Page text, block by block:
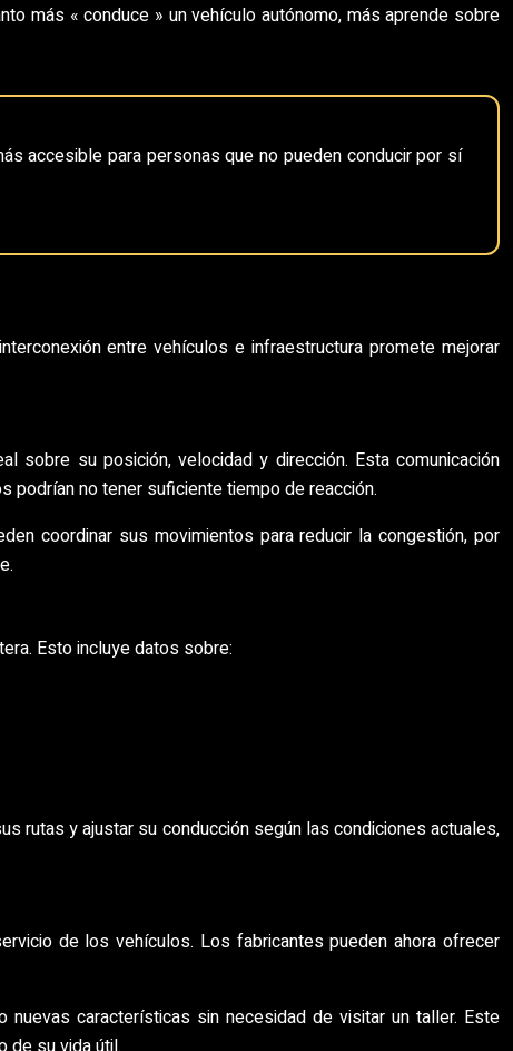
más « conduce » un vehículo autónomo, más aprende sobre
accesible para personas que no pueden conducir por sí
entre vehículos e infraestructura promete mejorar
sobre su posición, velocidad y dirección. Esta comunicación
podrían no tener suficiente tiempo de reacción.
coordinar sus movimientos para reducir la congestión, por
Esto incluye datos sobre:
rutas y ajustar su conducción según las condiciones actuales,
de los vehículos. Los fabricantes pueden ahora ofrecer
características sin necesidad de visitar un taller. Este